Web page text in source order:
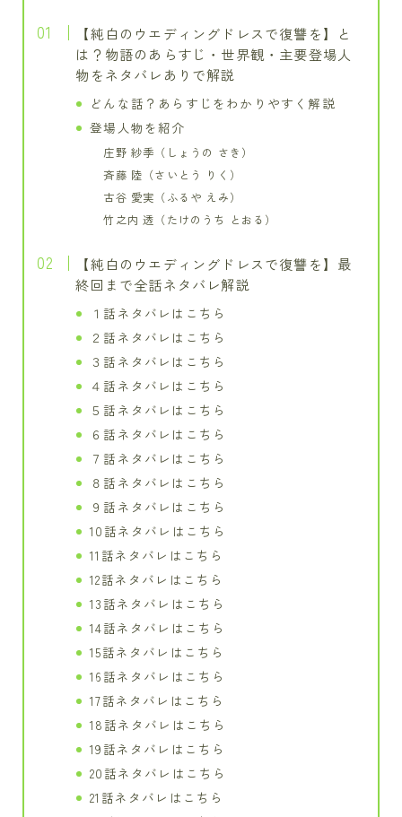
【純白のウエディングドレスで復讐を】と
は？物語のあらすじ・世界観・主要登場人
物をネタバレありで解説
どんな話？あらすじをわかりやすく解説
登場人物を紹介
庄野 紗季（しょうの さき）
斉藤 陸（さいとう りく）
古谷 愛実（ふるや えみ）
竹之内 透（たけのうち とおる）
【純白のウエディングドレスで復讐を】最
終回まで全話ネタバレ解説
１話ネタバレはこちら
２話ネタバレはこちら
３話ネタバレはこちら
４話ネタバレはこちら
５話ネタバレはこちら
６話ネタバレはこちら
７話ネタバレはこちら
８話ネタバレはこちら
９話ネタバレはこちら
10話ネタバレはこちら
11話ネタバレはこちら
12話ネタバレはこちら
13話ネタバレはこちら
14話ネタバレはこちら
15話ネタバレはこちら
16話ネタバレはこちら
17話ネタバレはこちら
18話ネタバレはこちら
19話ネタバレはこちら
20話ネタバレはこちら
21話ネタバレはこちら